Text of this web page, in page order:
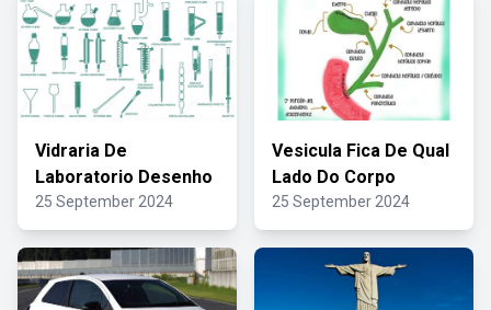
Vidraria De
Laboratorio Desenho
25 September 2024
Vesicula Fica De Qual
Lado Do Corpo
25 September 2024